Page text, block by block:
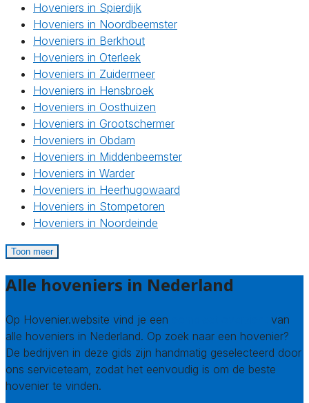
Hoveniers in Spierdijk
Hoveniers in Noordbeemster
Hoveniers in Berkhout
Hoveniers in Oterleek
Hoveniers in Zuidermeer
Hoveniers in Hensbroek
Hoveniers in Oosthuizen
Hoveniers in Grootschermer
Hoveniers in Obdam
Hoveniers in Middenbeemster
Hoveniers in Warder
Hoveniers in Heerhugowaard
Hoveniers in Stompetoren
Hoveniers in Noordeinde
Toon meer
Alle hoveniers in Nederland
Op Hovenier.website vind je een
van
alle hoveniers in Nederland. Op zoek naar een hovenier?
De bedrijven in deze gids zijn handmatig geselecteerd door
ons serviceteam, zodat het eenvoudig is om de beste
hovenier te vinden.